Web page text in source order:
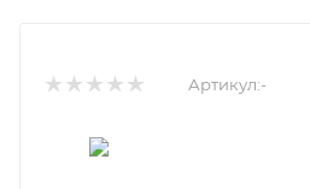
Артикул:-